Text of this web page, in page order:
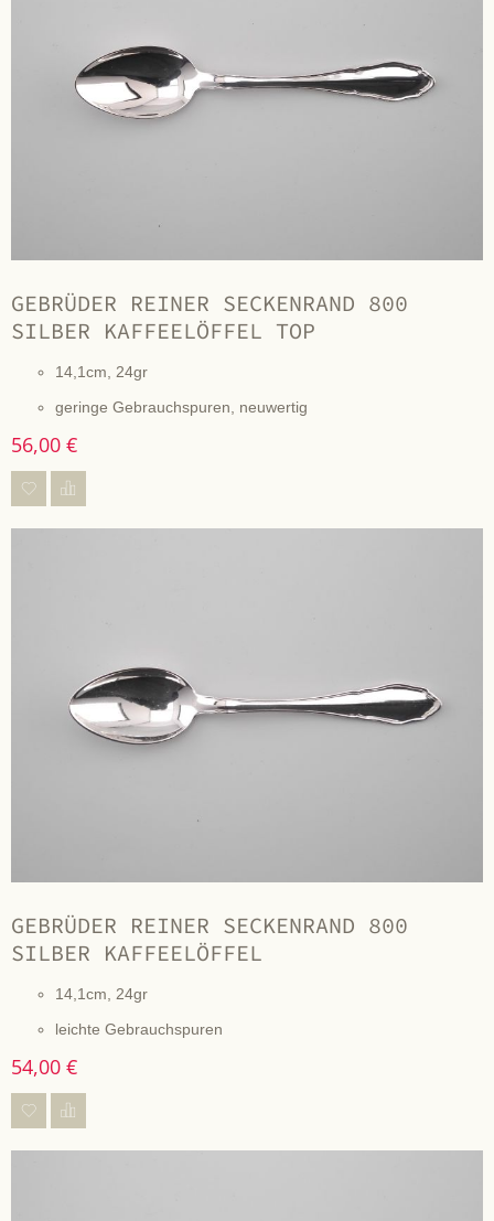
GEBRÜDER REINER SECKENRAND 800
SILBER KAFFEELÖFFEL TOP
14,1cm, 24gr
geringe Gebrauchspuren, neuwertig
56,00 €
GEBRÜDER REINER SECKENRAND 800
SILBER KAFFEELÖFFEL
14,1cm, 24gr
leichte Gebrauchspuren
54,00 €